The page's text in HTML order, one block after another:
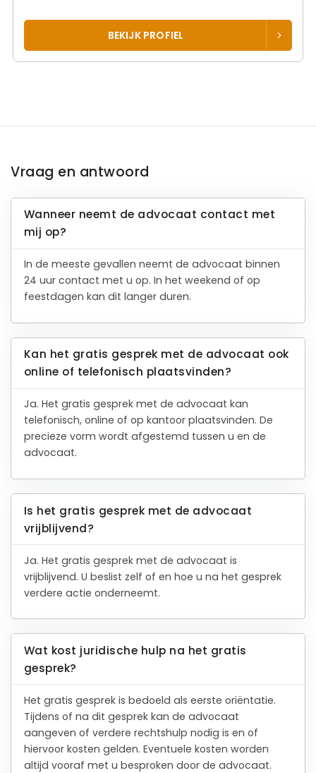
BEKIJK PROFIEL
Vraag en antwoord
Wanneer neemt de advocaat contact met
mij op?
In de meeste gevallen neemt de advocaat binnen
24 uur contact met u op. In het weekend of op
feestdagen kan dit langer duren.
Kan het gratis gesprek met de advocaat ook
online of telefonisch plaatsvinden?
Ja. Het gratis gesprek met de advocaat kan
telefonisch, online of op kantoor plaatsvinden. De
precieze vorm wordt afgestemd tussen u en de
advocaat.
Is het gratis gesprek met de advocaat
vrijblijvend?
Ja. Het gratis gesprek met de advocaat is
vrijblijvend. U beslist zelf of en hoe u na het gesprek
verdere actie onderneemt.
Wat kost juridische hulp na het gratis
gesprek?
Het gratis gesprek is bedoeld als eerste oriëntatie.
Tijdens of na dit gesprek kan de advocaat
aangeven of verdere rechtshulp nodig is en of
hiervoor kosten gelden. Eventuele kosten worden
altijd vooraf met u besproken door de advocaat.